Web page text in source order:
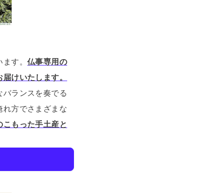
す。 仏事専用の
けいたします。
ランスを奏でる
方でさまざまな
もった手土産と